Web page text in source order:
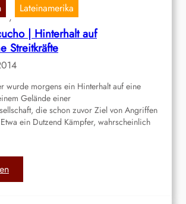
p
a
g
n
e
r
f
r
o
|
D
e
o
n
s
t
a
n
t
,
Lateinamerika
| Hinterhalt auf
Streitkräfte
wurde morgens ein Hinterhalt auf eine
Gelände einer
die schon zuvor Ziel von Angriffen
ein Dutzend Kämpfer, wahrscheinlich
:
P